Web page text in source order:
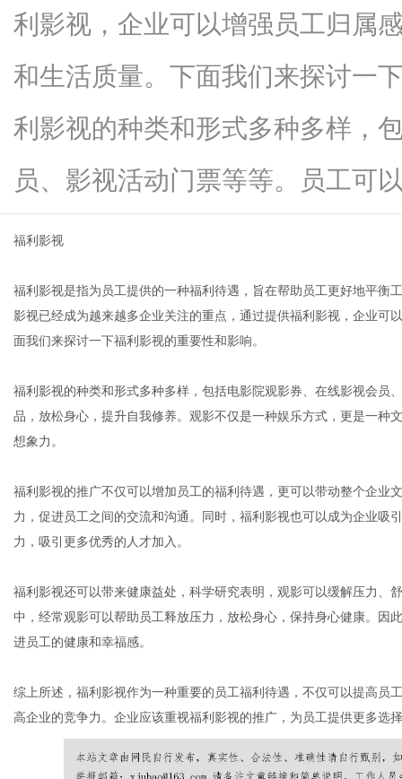
利影视，企业可以增强员工归属
和生活质量。下面我们来探讨一
利影视的种类和形式多种多样，
员、影视活动门票等等。员工可
福利影视
福利影视是指为员工提供的一种福利待遇，旨在帮助员工更好地平衡
影视已经成为越来越多企业关注的重点，通过提供福利影视，企业可
面我们来探讨一下福利影视的重要性和影响。
福利影视的种类和形式多种多样，包括电影院观影券、在线影视会员
品，放松身心，提升自我修养。观影不仅是一种娱乐方式，更是一种
想象力。
福利影视的推广不仅可以增加员工的福利待遇，更可以带动整个企业
力，促进员工之间的交流和沟通。同时，福利影视也可以成为企业吸
力，吸引更多优秀的人才加入。
福利影视还可以带来健康益处，科学研究表明，观影可以缓解压力、
中，经常观影可以帮助员工释放压力，放松身心，保持身心健康。因
进员工的健康和幸福感。
综上所述，福利影视作为一种重要的员工福利待遇，不仅可以提高员
高企业的竞争力。企业应该重视福利影视的推广，为员工提供更多选